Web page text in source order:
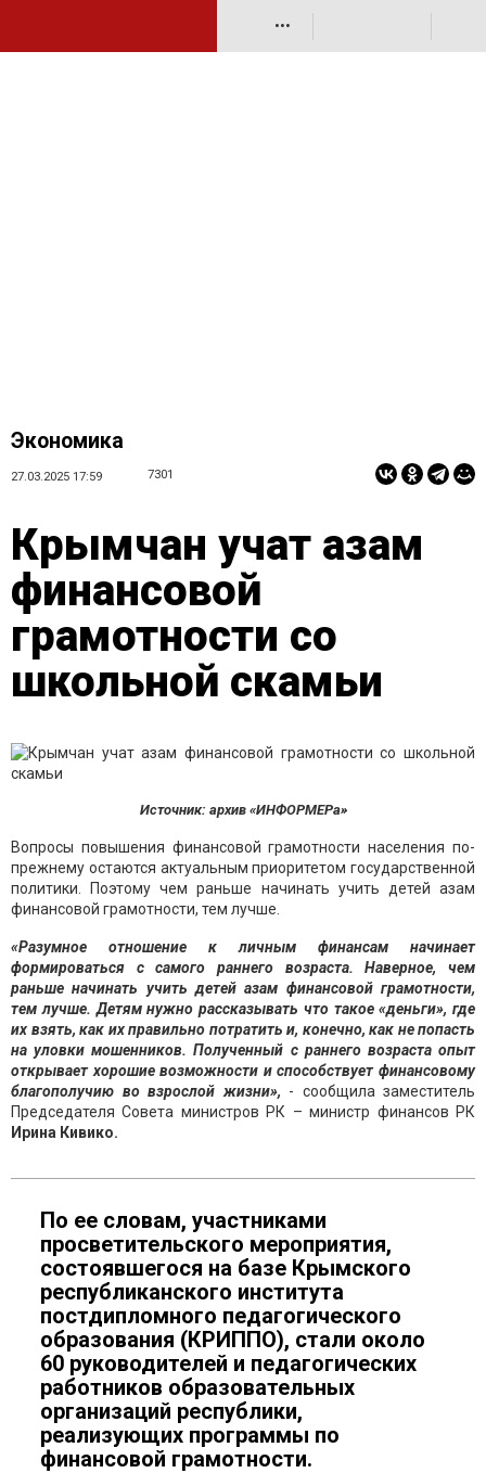
•••
Экономика
27.03.2025 17:59 7301
Крымчан учат азам
финансовой
грамотности со
школьной скамьи
Источник: архив «ИНФОРМЕРа»
Вопросы повышения финансовой грамотности населения по-
прежнему остаются актуальным приоритетом государственной
политики. Поэтому чем раньше начинать учить детей азам
финансовой грамотности, тем лучше.
«Разумное отношение к личным финансам начинает
формироваться с самого раннего возраста. Наверное, чем
раньше начинать учить детей азам финансовой грамотности,
тем лучше. Детям нужно рассказывать что такое «деньги», где
их взять, как их правильно потратить и, конечно, как не попасть
на уловки мошенников. Полученный с раннего возраста опыт
открывает хорошие возможности и способствует финансовому
благополучию во взрослой жизни», - сообщила заместитель
Председателя Совета министров РК – министр финансов РК
Ирина Кивико.
По ее словам, участниками
просветительского мероприятия,
состоявшегося на базе Крымского
республиканского института
постдипломного педагогического
образования (КРИППО), стали около
60 руководителей и педагогических
работников образовательных
организаций республики,
реализующих программы по
финансовой грамотности.